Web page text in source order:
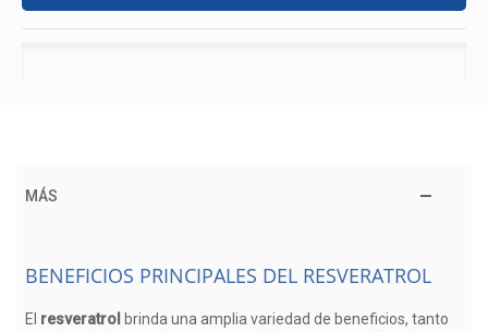
MÁS
BENEFICIOS PRINCIPALES DEL RESVERATROL
El resveratrol brinda una amplia variedad de beneficios, tanto